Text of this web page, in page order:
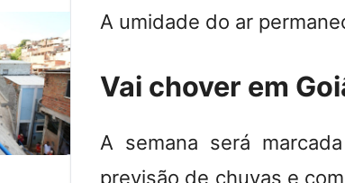
A umidade do ar
Vai chover em
A semana será
previsão de chuvas e